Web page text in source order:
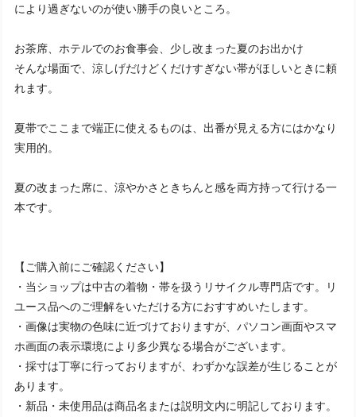
により過ぎないのが使い勝手の良いところ。
お茶席、ホテルでのお食事会、少し改まった夏のお出かけ
そんな場面で、涼しげだけどくだけすぎない帯がほしいときに頼
れます。
夏帯でここまで端正に使えるものは、出番が見える方にはかなり
実用的。
夏の改まった席に、涼やかさときちんと感を両方持って行ける一
本です。
【ご購入前にご確認ください】
・当ショップは中古の着物・帯を扱うリサイクル専門店です。リ
ユース品へのご理解をいただける方におすすめいたします。
・画像は実物の色味に近づけておりますが、パソコン画面やスマ
ホ画面の表示環境により多少異なる場合がございます。
・採寸は丁寧に行っておりますが、わずかな誤差が生じることが
あります。
・新品・未使用品は商品名または説明文内に明記しております。